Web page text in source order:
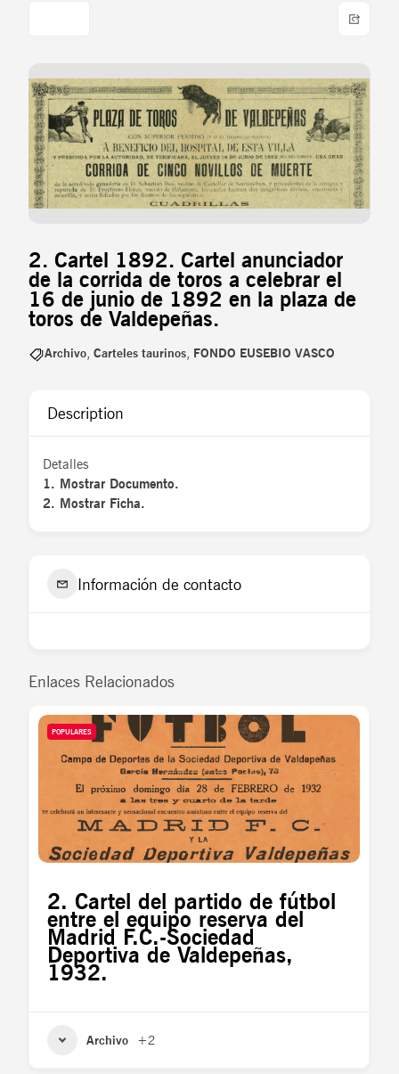
2. Cartel 1892. Cartel anunciador
de la corrida de toros a celebrar el
16 de junio de 1892 en la plaza de
toros de Valdepeñas.
Archivo ,Carteles taurinos FONDO EUSEBIO VASCO
Description
Detalles
1. Mostrar Documento.
2. Mostrar Ficha.
Información de contacto
Enlaces Relacionados
POPULARES
2. Cartel del partido de fútbol
entre el equipo reserva del
Madrid F.C.-Sociedad
Deportiva de Valdepeñas,
1932.
Archivo +2